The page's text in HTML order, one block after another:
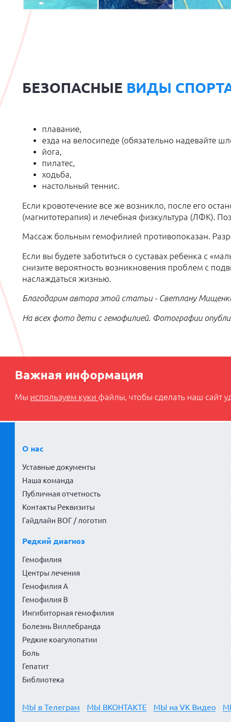
БЕЗОПАСНЫЕ ВИДЫ
плавание,
езда на велосипеде (обязательно надевайте
йога,
пилатес,
ходьба,
настольный теннис.
Если кровотечение все же возникло, после его
(магнитотерапия) и лечебная физкультура (ЛФК).
Массаж больным гемофилией противопоказан.
Если вы будете заботиться о суставах ребенка с
снизите вероятность возникновения проблем с
наслаждаться жизнью.
Благодарим автора этой статьи - Светлану
На всех фото дети с гемофилией. Фотографии
Важная информация
Мы используем куки файлы, чтобы сделать наш сайт
О нас
Уставные документы
Наша команда
Публичная отчетность
Контакты Реквизиты
Гайдлайн ВОГ / логотип
Редкий диагноз
Гемофилия
Центры лечения
Гемофилия А
Гемофилия В
Ингибиторная гемофилия
Болезнь Виллебранда
Редкие коагулопатии
Боль
Гепатит
Библиотека
МЫ в Телеграм МЫ ВКОНТАКТЕ МЫ на VK Видео